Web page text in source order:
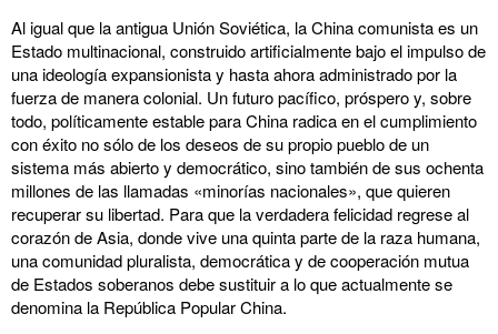
Al igual que la antigua Unión Soviética, la China comunista es un
Estado multinacional, construido artificialmente bajo el impulso de
una ideología expansionista y hasta ahora administrado por la
fuerza de manera colonial. Un futuro pacífico, próspero y, sobre
todo, políticamente estable para China radica en el cumplimiento
con éxito no sólo de los deseos de su propio pueblo de un
sistema más abierto y democrático, sino también de sus ochenta
millones de las llamadas «minorías nacionales», que quieren
recuperar su libertad. Para que la verdadera felicidad regrese al
corazón de Asia, donde vive una quinta parte de la raza humana,
una comunidad pluralista, democrática y de cooperación mutua
de Estados soberanos debe sustituir a lo que actualmente se
denomina la República Popular China.